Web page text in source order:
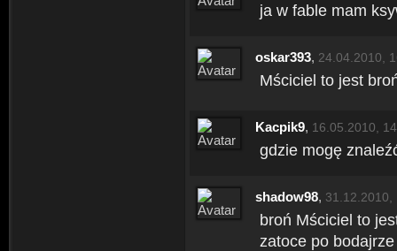
ja w fable mam
oskar393, 24.04.2010,
Mściciel to jest
Kacpik9, 16.05.2010,
gdzie mogę
shadow98, 31.12.2010,
broń Mściciel to
zatoce po